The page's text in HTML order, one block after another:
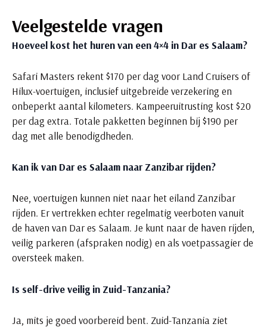
Veelgestelde vragen
Hoeveel kost het huren van een 4×4 in Dar es Salaam?
Safari Masters rekent $170 per dag voor Land Cruisers of
Hilux-voertuigen, inclusief uitgebreide verzekering en
onbeperkt aantal kilometers. Kampeeruitrusting kost $20
per dag extra. Totale pakketten beginnen bij $190 per
dag met alle benodigdheden.
Kan ik van Dar es Salaam naar Zanzibar rijden?
Nee, voertuigen kunnen niet naar het eiland Zanzibar
rijden. Er vertrekken echter regelmatig veerboten vanuit
de haven van Dar es Salaam. Je kunt naar de haven rijden,
veilig parkeren (afspraken nodig) en als voetpassagier de
oversteek maken.
Is self-drive veilig in Zuid-Tanzania?
Ja, mits je goed voorbereid bent. Zuid-Tanzania ziet